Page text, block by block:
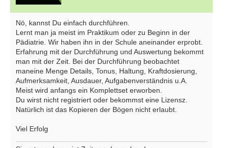
Nö, kannst Du einfach durchführen.
Lernt man ja meist im Praktikum oder zu Beginn in der
Pädiatrie. Wir haben ihn in der Schule aneinander erprobt.
Erfahrung mit der Durchführung und Auswertung bekommt
man mit der Zeit. Bei der Durchführung beobachtet
maneine Menge Details, Tonus, Haltung, Kraftdosierung,
Aufmerksamkeit, Ausdauer, Aufgabenverständnis u.A.
Meist wird anfangs ein Komplettset erworben.
Du wirst nicht registriert oder bekommst eine Lizensz.
Natürlich ist das Kopieren der Bögen nicht erlaubt.
Viel Erfolg